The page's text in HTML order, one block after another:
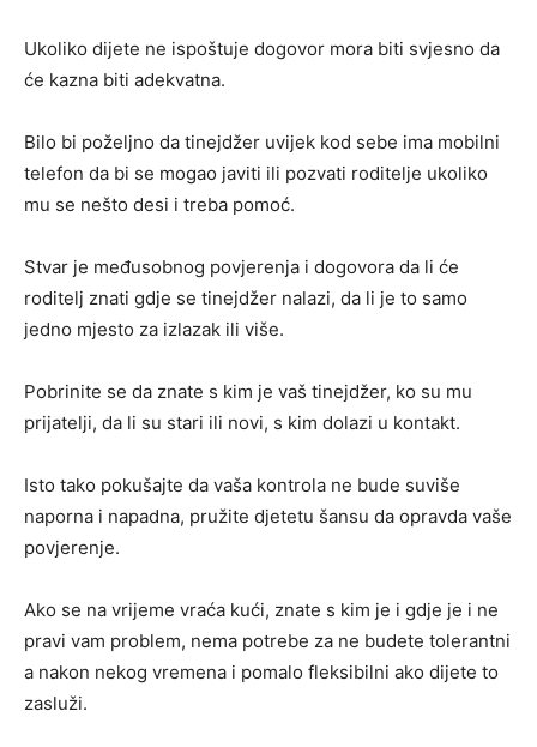
Ukoliko dijete ne ispoštuje dogovor mora biti svjesno da
će kazna biti adekvatna.
Bilo bi poželjno da tinejdžer uvijek kod sebe ima mobilni
telefon da bi se mogao javiti ili pozvati roditelje ukoliko
mu se nešto desi i treba pomoć.
Stvar je međusobnog povjerenja i dogovora da li će
roditelj znati gdje se tinejdžer nalazi, da li je to samo
jedno mjesto za izlazak ili više.
Pobrinite se da znate s kim je vaš tinejdžer, ko su mu
prijatelji, da li su stari ili novi, s kim dolazi u kontakt.
Isto tako pokušajte da vaša kontrola ne bude suviše
naporna i napadna, pružite djetetu šansu da opravda vaše
povjerenje.
Ako se na vrijeme vraća kući, znate s kim je i gdje je i ne
pravi vam problem, nema potrebe za ne budete tolerantni
a nakon nekog vremena i pomalo fleksibilni ako dijete to
zasluži.